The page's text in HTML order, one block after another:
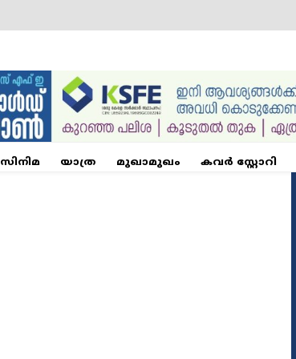
സിനിമ യാത്ര മുഖാമുഖം കവർ സ്റ്റോറി